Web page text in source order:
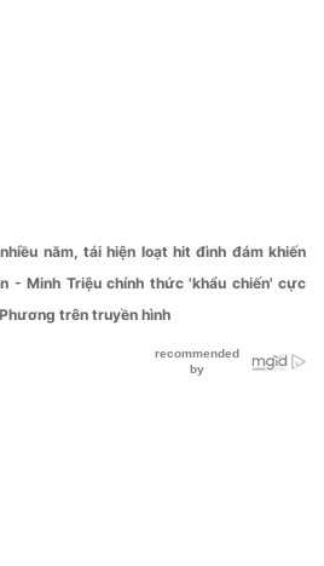
năm, tái hiện loạt hit đình đám khiến
- Minh Triệu chính thức 'khẩu chiến' cực
trên truyền hình